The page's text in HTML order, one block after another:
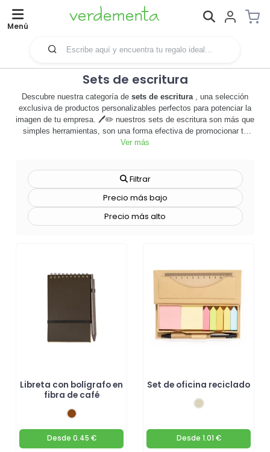
Menú
Sets de escritura
Descubre nuestra categoría de sets de escritura , una selección
exclusiva de productos personalizables perfectos para potenciar la
imagen de tu empresa. 🖊️✏️ nuestros sets de escritura son más que
simples herramientas, son una forma efectiva de promocionar tu
marca y conectar con tu público objetivo. cada set incluye
sets son ideales para regalar en eventos corporativos, ferias
comerciales o como obsequios a empleados y clientes. al elegir
nuestros sets de escritura, no solo estás eligiendo productos de
calidad, sino también una forma efectiva de aumentar la visibilidad
mercado. ¡haz clic ahora y comienza a personalizar tus sets de
Ver más
Filtrar
Precio más bajo
Precio más alto
Libreta con bolígrafo en
fibra de café
Desde 0.45 €
Set de oficina reciclado
Desde 1.01 €